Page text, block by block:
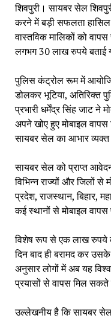
शिवपुरी। सायबर सेल
करने में बड़ी सफलता
वास्तविक मालिकों को
लगभग 30 लाख रुपये बताई
पुलिस कंट्रोल रूम में
डोलकर भूटिया, अतिरिक्त
प्रभारी धर्मेंद्र सिंह जाट ने
अपने खोए हुए मोबाइल
सायबर सेल का आभार व्यक्त
सायबर सेल को प्राप्त
विभिन्न राज्यों और जिलों से
प्रदेश, राजस्थान, बिहार,
कई स्थानों से मोबाइल वापस
विशेष रूप से एक लाख रुपये
दिन बाद ही बरामद कर
अनुसार लोगों में अब यह
प्रयासों से वापस मिल सकते
उल्लेखनीय है कि सायबर सेल